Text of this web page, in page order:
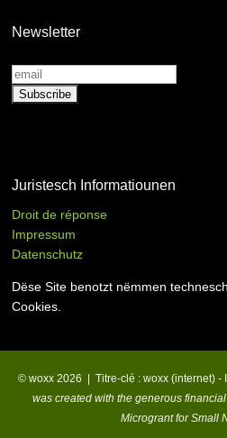
Newsletter
Juristesch Informatiounen
Droit de réponse
Impressum
Datenschutz
Dëse Site benotzt nëmmen
Cookies.
© woxx 2026 | Titre-clé : woxx (internet) -
was created with the generous
Microgrant for Small